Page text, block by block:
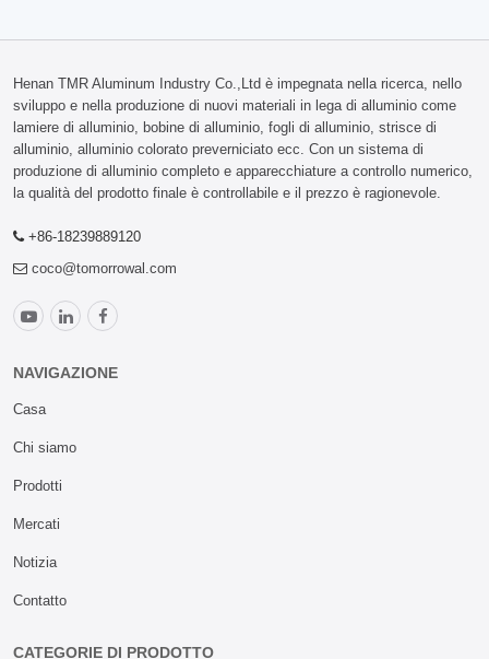
Henan TMR Aluminum Industry Co.,Ltd è impegnata nella ricerca, nello
sviluppo e nella produzione di nuovi materiali in lega di alluminio come
lamiere di alluminio, bobine di alluminio, fogli di alluminio, strisce di
alluminio, alluminio colorato preverniciato ecc. Con un sistema di
produzione di alluminio completo e apparecchiature a controllo numerico,
la qualità del prodotto finale è controllabile e il prezzo è ragionevole.
+86-18239889120
coco@tomorrowal.com
NAVIGAZIONE
Casa
Chi siamo
Prodotti
Mercati
Notizia
Contatto
CATEGORIE DI PRODOTTO